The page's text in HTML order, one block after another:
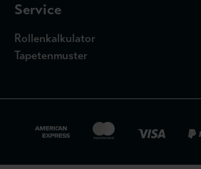
Service
Rollenkalkulator
Tapetenmuster